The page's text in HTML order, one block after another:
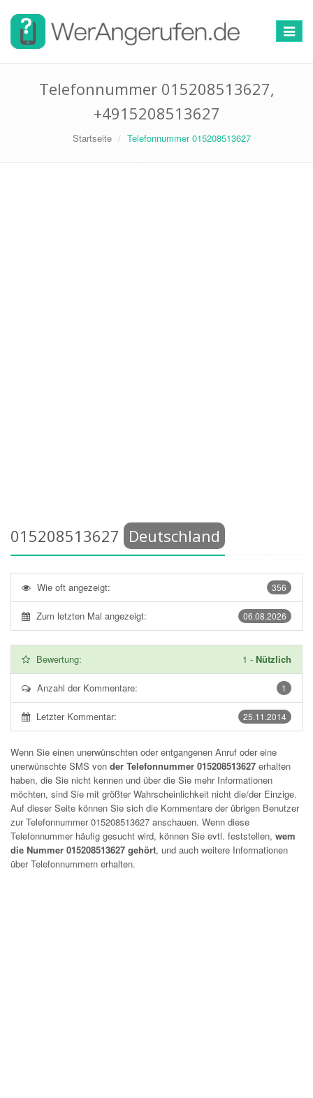
Toggle
Telefonnummer 015208513627,
+4915208513627
Startseite Telefonnummer 015208513627
015208513627 Deutschland
356
Wie oft angezeigt:
06.08.2026
Zum letzten Mal angezeigt:
Bewertung: 1 - Nützlich
1
Anzahl der Kommentare:
25.11.2014
Letzter Kommentar:
Wenn Sie einen unerwünschten oder entgangenen Anruf oder eine
unerwünschte SMS von der Telefonnummer 015208513627 erhalten
haben, die Sie nicht kennen und über die Sie mehr Informationen
möchten, sind Sie mit größter Wahrscheinlichkeit nicht die/der Einzige.
Auf dieser Seite können Sie sich die Kommentare der übrigen Benutzer
zur Telefonnummer015208513627 anschauen. Wenn diese
Telefonnummer häufig gesucht wird, können Sie evtl. feststellen, wem
die Nummer 015208513627 gehört, und auch weitere Informationen
über Telefonnummern erhalten.